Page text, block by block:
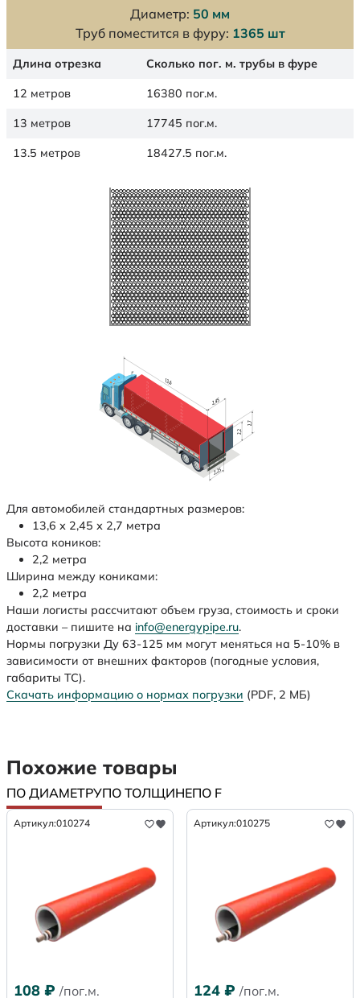
Диаметр: 50 мм
Труб поместится в фуру: 1365 шт
Длина отрезка Сколько пог. м. трубы в фуре
12 метров 16380 пог.м.
13 метров 17745 пог.м.
13.5 метров 18427.5 пог.м.
Для автомобилей стандартных размеров:
13,6 х 2,45 х 2,7 метра
Высота коников:
2,2 метра
Ширина между кониками:
2,2 метра
Наши логисты рассчитают объем груза, стоимость и сроки
доставки – пишите на info@energypipe.ru.
Нормы погрузки Ду 63-125 мм могут меняться на 5-10% в
зависимости от внешних факторов (погодные условия,
габариты ТС).
Скачать информацию о нормах погрузки (PDF, 2 МБ)
Похожие товары
ПО ДИАМЕТРУПО ТОЛЩИНЕПО F
Артикул:010274
108 ₽ /пог.м.
Артикул:010275
124 ₽ /пог.м.